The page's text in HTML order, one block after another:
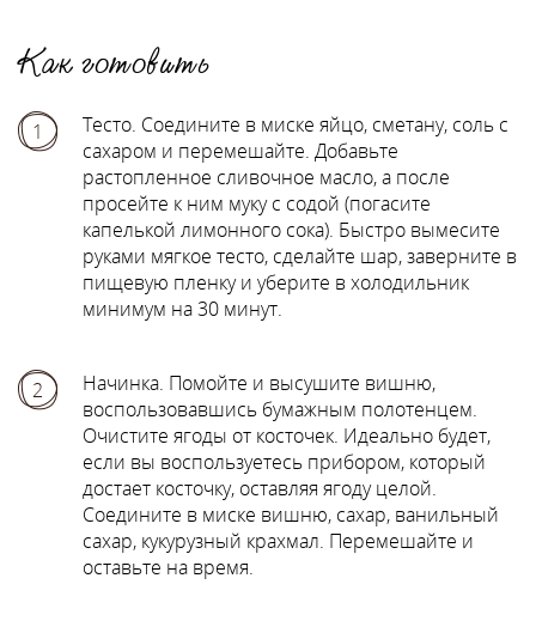
Как готовить
1
Тесто. Соедините в миске яйцо, сметану, соль с
сахаром и перемешайте. Добавьте
растопленное сливочное масло, а после
просейте к ним муку с содой (погасите
капелькой лимонного сока). Быстро вымесите
руками мягкое тесто, сделайте шар, заверните в
пищевую пленку и уберите в холодильник
минимум на 30 минут.
2
Начинка. Помойте и высушите вишню,
воспользовавшись бумажным полотенцем.
Очистите ягоды от косточек. Идеально будет,
если вы воспользуетесь прибором, который
достает косточку, оставляя ягоду целой.
Соедините в миске вишню, сахар, ванильный
сахар, кукурузный крахмал. Перемешайте и
оставьте на время.